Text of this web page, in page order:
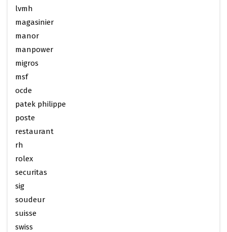
lvmh
magasinier
manor
manpower
migros
msf
ocde
patek philippe
poste
restaurant
rh
rolex
securitas
sig
soudeur
suisse
swiss